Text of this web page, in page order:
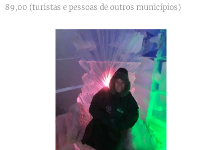
89,00 (turistas e pessoas de outros municípios)